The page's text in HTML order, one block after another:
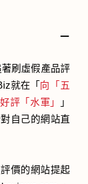
－
刷虛假產品評
就在「 向「五
評「水軍」
」
自己的網站直
價的網站提起